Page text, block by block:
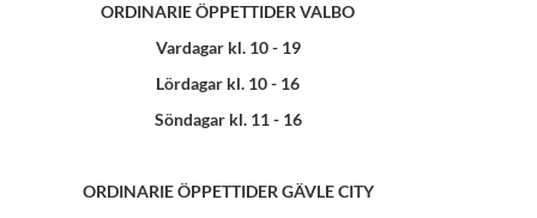
ORDINARIE ÖPPETTIDER VALBO
Vardagar kl. 10 - 19
Lördagar kl. 10 - 16
Söndagar kl. 11 - 16
ORDINARIE ÖPPETTIDER GÄVLE CITY